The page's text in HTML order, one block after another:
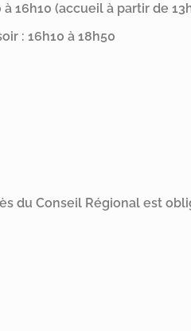
à 16h10 (accueil à partir de
: 16h10 à 18h50
du Conseil Régional est